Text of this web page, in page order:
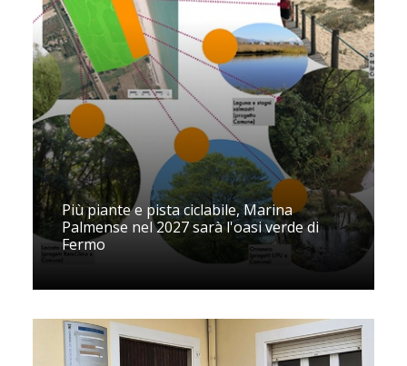
Più piante e pista ciclabile, Marina
Palmense nel 2027 sarà l'oasi verde di
Fermo